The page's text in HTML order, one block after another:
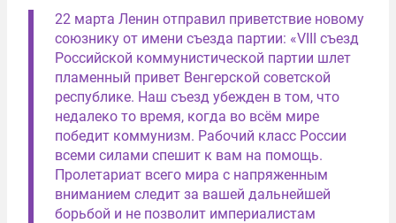
22 марта Ленин отправил приветствие новому
союзнику от имени съезда партии: «VIII съезд
Российской коммунистической партии шлет
пламенный привет Венгерской советской
республике. Наш съезд убежден в том, что
недалеко то время, когда во всём мире
победит коммунизм. Рабочий класс России
всеми силами спешит к вам на помощь.
Пролетариат всего мира с напряженным
вниманием следит за вашей дальнейшей
борьбой и не позволит империалистам